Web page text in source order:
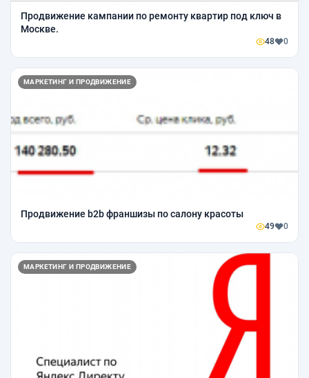
Продвижение кампании по ремонту квартир под ключ в
Москве.
48 0
МАРКЕТИНГ И ПРОДВИЖЕНИЕ
Продвижение b2b франшизы по салону красоты
49 0
МАРКЕТИНГ И ПРОДВИЖЕНИЕ